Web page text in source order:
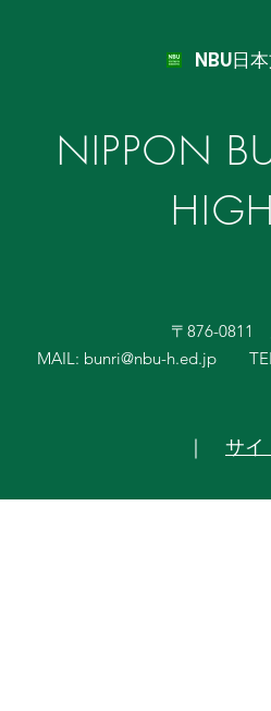
NBU日
NIPPON
〒876-0811
MAIL: bunri@nbu-h.ed.jp
｜ サイ